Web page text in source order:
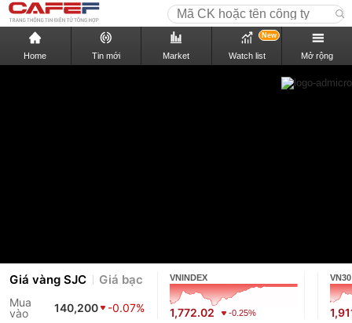
Home Tin mới Market Watch list
New
Mở rộng
Giá vàng SJC Giá bạc
Mua
vào
140,200
-0.07%
VNINDEX
1,772.02 -0.25%
VN30